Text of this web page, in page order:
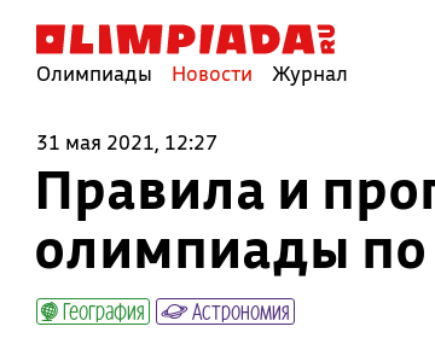
Олимпиады Новости Журнал
31 мая 2021, 12:27
Правила и
олимпиады по
География Астрономия